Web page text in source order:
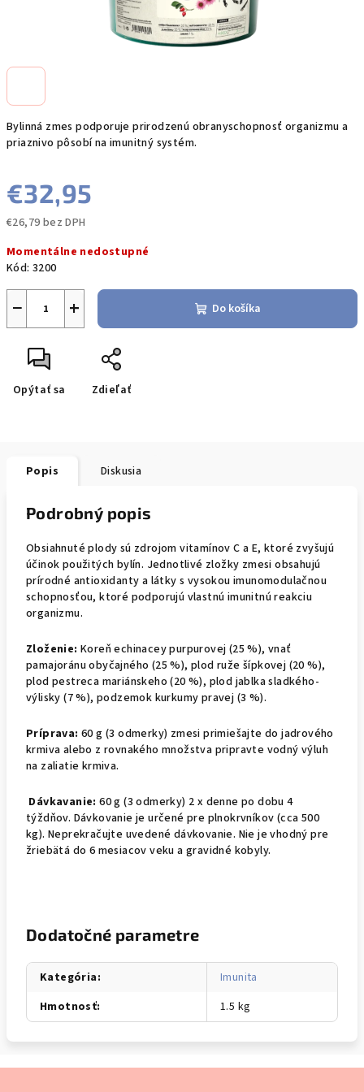
Bylinná zmes podporuje prirodzenú obranyschopnosť organizmu a
priaznivo pôsobí na imunitný systém.
€32,95
€26,79 bez DPH
cena:
Momentálne nedostupné
Kód: 3200
+
− Do košíka
Opýtať sa Zdieľať
Popis Diskusia
Podrobný popis
Obsiahnuté plody sú zdrojom vitamínov C a E, ktoré zvyšujú
účinok použitých bylín. Jednotlivé zložky zmesi obsahujú
prírodné antioxidanty a látky s vysokou imunomodulačnou
schopnosťou, ktoré podporujú vlastnú imunitnú reakciu
organizmu.
Zloženie: Koreň echinacey purpurovej (25 %), vnať
pamajoránu obyčajného (25 %), plod ruže šípkovej (20 %),
plod pestreca mariánskeho (20 %), plod jablka sladkého-
výlisky (7 %), podzemok kurkumy pravej (3 %).
Príprava: 60 g (3 odmerky) zmesi primiešajte do jadrového
krmiva alebo z rovnakého množstva pripravte vodný výluh
na zaliatie krmiva.
Dávkavanie: 60 g (3 odmerky) 2 x denne po dobu 4
týždňov. Dávkovanie je určené pre plnokrvníkov (cca 500
kg). Neprekračujte uvedené dávkovanie. Nie je vhodný pre
žriebätá do 6 mesiacov veku a gravidné kobyly.
Dodatočné parametre
Kategória:
Imunita
Hmotnosť: 1.5 kg